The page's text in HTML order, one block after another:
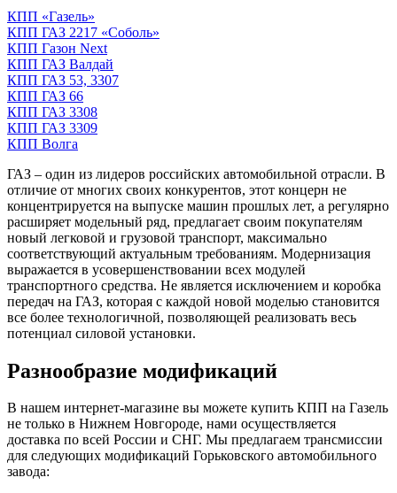
КПП «Газель»
КПП ГАЗ 2217 «Соболь»
КПП Газон Next
КПП ГАЗ Валдай
КПП ГАЗ 53, 3307
КПП ГАЗ 66
КПП ГАЗ 3308
КПП ГАЗ 3309
КПП Волга
ГАЗ – один из лидеров российских автомобильной отрасли. В
отличие от многих своих конкурентов, этот концерн не
концентрируется на выпуске машин прошлых лет, а регулярно
расширяет модельный ряд, предлагает своим покупателям
новый легковой и грузовой транспорт, максимально
соответствующий актуальным требованиям. Модернизация
выражается в усовершенствовании всех модулей
транспортного средства. Не является исключением и коробка
передач на ГАЗ, которая с каждой новой моделью становится
все более технологичной, позволяющей реализовать весь
потенциал силовой установки.
Разнообразие модификаций
В нашем интернет-магазине вы можете купить КПП на Газель
не только в Нижнем Новгороде, нами осуществляется
доставка по всей России и СНГ. Мы предлагаем трансмиссии
для следующих модификаций Горьковского автомобильного
завода: